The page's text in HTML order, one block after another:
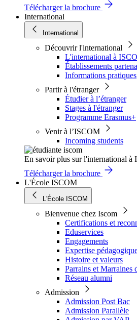
Télécharger la brochure
International
International
Découvrir l'international
L'international à
Établissements
Informations pratiques
Partir à l'étranger
Étudier à l’étranger
Stages à l'étranger
Programme Erasmus+
Venir à l’ISCOM
Incoming students
En savoir plus sur l'international à
Télécharger la brochure
L'École ISCOM
L'École ISCOM
Bienvenue chez Iscom
Certifications et
Eduservices
Engagements
Expertise
Histoire et valeurs
Parrains et Marraines
Réseau alumni
Admission
Admission Post Bac
Admission Parallèle